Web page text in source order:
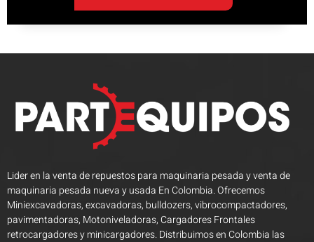
Lider en la venta de repuestos para maquinaria pesada y venta de
maquinaria pesada nueva y usada En Colombia. Ofrecemos
Miniexcavadoras, excavadoras, bulldozers, vibrocompactadores,
pavimentadoras, Motoniveladoras, Cargadores Frontales
retrocargadores y minicargadores. Distribuimos en Colombia las